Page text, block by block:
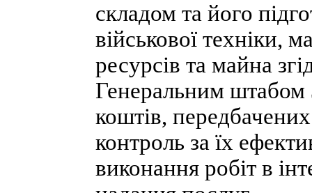
складом та його
військової техніки,
ресурсів та майна
Генеральним
коштів,
контроль за їх
виконання робіт в